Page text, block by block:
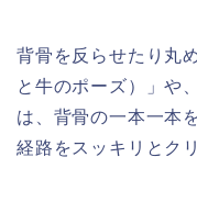
背骨を反らせたり丸
と牛のポーズ）」や
は、背骨の一本一本
経路をスッキリとク